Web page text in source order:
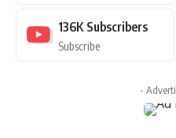
136K Subscribers
Subscribe
-